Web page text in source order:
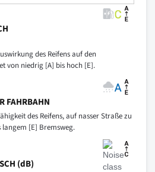
des Reifens auf den
von niedrig [A] bis hoch [E].
FAHRBAHN
des Reifens, auf nasser Straße zu
[E] Bremsweg.
(dB)